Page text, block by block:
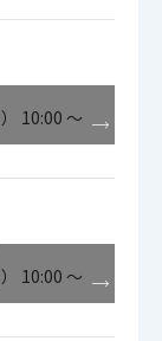
10:00 ～
10:00 ～